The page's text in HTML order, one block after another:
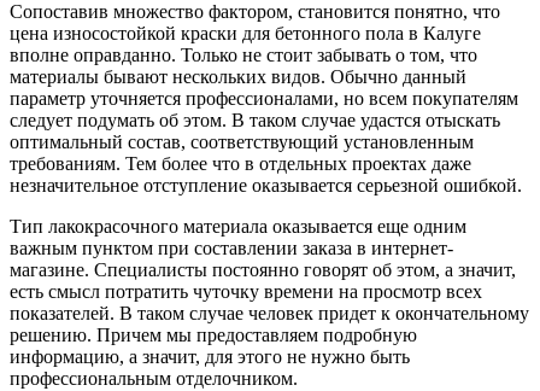
Сопоставив множество фактором, становится понятно, что
цена износостойкой краски для бетонного пола в Калуге
вполне оправданно. Только не стоит забывать о том, что
материалы бывают нескольких видов. Обычно данный
параметр уточняется профессионалами, но всем покупателям
следует подумать об этом. В таком случае удастся отыскать
оптимальный состав, соответствующий установленным
требованиям. Тем более что в отдельных проектах даже
незначительное отступление оказывается серьезной ошибкой.
Тип лакокрасочного материала оказывается еще одним
важным пунктом при составлении заказа в интернет-
магазине. Специалисты постоянно говорят об этом, а значит,
есть смысл потратить чуточку времени на просмотр всех
показателей. В таком случае человек придет к окончательному
решению. Причем мы предоставляем подробную
информацию, а значит, для этого не нужно быть
профессиональным отделочником.